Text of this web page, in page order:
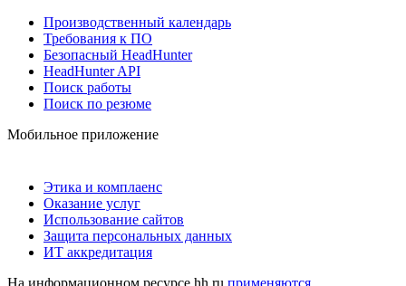
Производственный календарь
Требования к ПО
Безопасный HeadHunter
HeadHunter API
Поиск работы
Поиск по резюме
Мобильное приложение
Этика и комплаенс
Оказание услуг
Использование сайтов
Защита персональных данных
ИТ аккредитация
На информационном ресурсе hh.ru применяются